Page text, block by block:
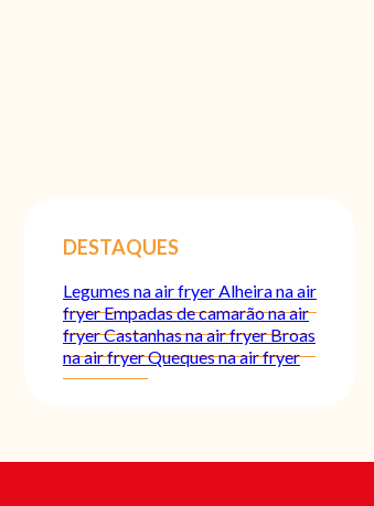
DESTAQUES
Legumes na air fryer Alheira na air
fryerEmpadas de camarão na air
fryerCastanhas na air fryerBroas
na air fryerQueques na air fryer